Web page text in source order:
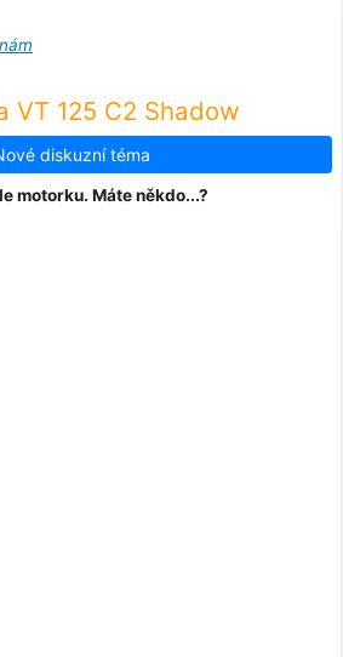
VT 125 C2 Shadow
diskuzní téma
motorku. Máte někdo...?